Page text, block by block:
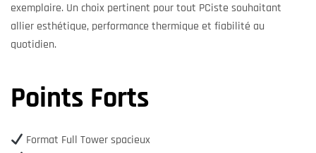
exemplaire. Un choix pertinent pour tout PCiste souhaitant
allier esthétique, performance thermique et fiabilité au
quotidien.
Points Forts
Format Full Tower spacieux